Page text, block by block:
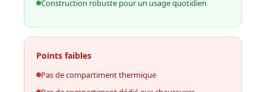
Construction robuste pour un usage quotidien
Points faibles
Pas de compartiment thermique